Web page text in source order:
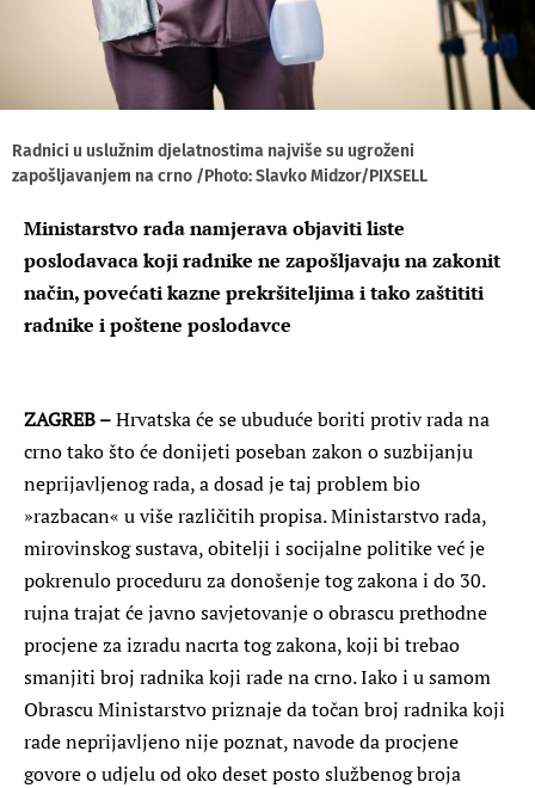
Radnici u uslužnim djelatnostima najviše su ugroženi
zapošljavanjem na crno /Photo: Slavko Midzor/PIXSELL
Ministarstvo rada namjerava objaviti liste
poslodavaca koji radnike ne zapošljavaju na zakonit
način, povećati kazne prekršiteljima i tako zaštititi
radnike i poštene poslodavce
ZAGREB –Hrvatska će se ubuduće boriti protiv rada na
crno tako što će donijeti poseban zakon o suzbijanju
neprijavljenog rada, a dosad je taj problem bio
»razbacan« u više različitih propisa. Ministarstvo rada,
mirovinskog sustava, obitelji i socijalne politike već je
pokrenulo proceduru za donošenje tog zakona i do 30.
rujna trajat će javno savjetovanje o obrascu prethodne
procjene za izradu nacrta tog zakona, koji bi trebao
smanjiti broj radnika koji rade na crno. Iako i u samom
Obrascu Ministarstvo priznaje da točan broj radnika koji
rade neprijavljeno nije poznat, navode da procjene
govore o udjelu od oko deset posto službenog broja